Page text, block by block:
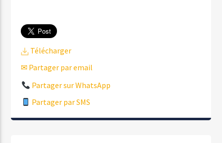
Télécharger
✉ Partager par email
Partager sur WhatsApp
Partager par SMS